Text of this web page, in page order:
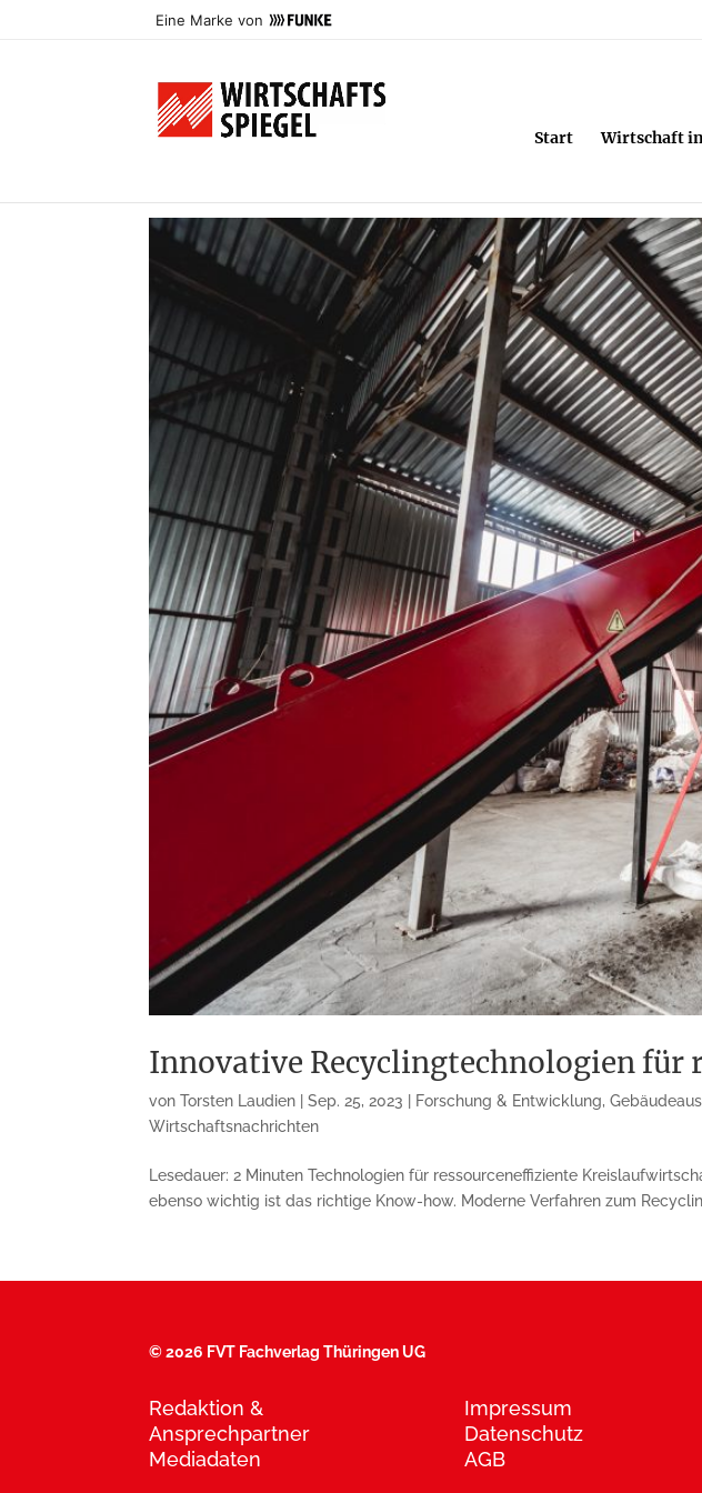
Eine Marke von
Start Wirtschaft
Innovative Recyclingtechnologien
vonTorsten Laudien |Sep. 25, 2023 | Forschung & Entwicklung,
Wirtschaftsnachrichten
Lesedauer: 2 Minuten Technologien für ressourceneffiziente
ebenso wichtig ist das richtige Know-how. Moderne Verfahren zum
©2026 FVT Fachverlag Thüringen UG
Redaktion &
Ansprechpartner
Mediadaten
Impressum
Datenschutz
AGB